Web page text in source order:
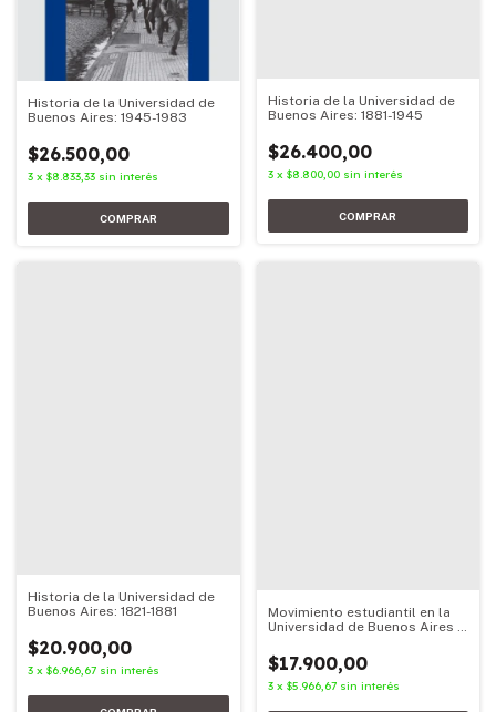
Historia de la Universidad de
Buenos Aires: 1945-1983
$26.500,00
3 x $8.833,33 sin interés
Historia de la Universidad de
Buenos Aires: 1881-1945
$26.400,00
3 x $8.800,00 sin interés
Historia de la Universidad de
Buenos Aires: 1821-1881
$20.900,00
3 x $6.966,67 sin interés
Movimiento estudiantil en la
Universidad de Buenos Aires a
$17.900,00
3 x $5.966,67 sin interés